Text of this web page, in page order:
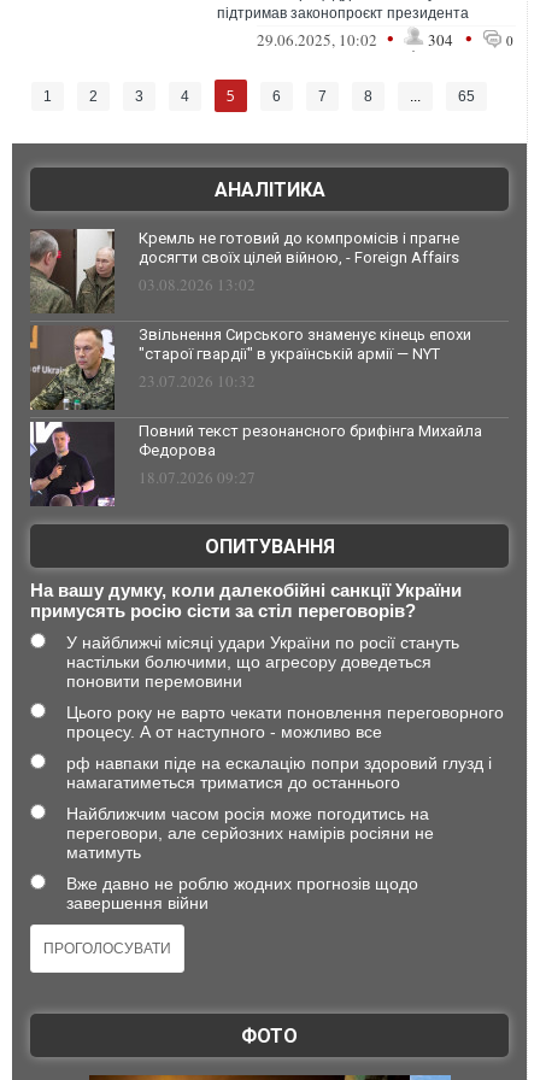
підтримав законопроєкт президента
Дональда Трампа про скорочення податків
29.06.2025, 10:02 • 304 • 0
1 2 3 4 5 6 7 8 ... 65
АНАЛІТИКА
Кремль не готовий до компромісів і прагне
досягти своїх цілей війною, - Foreign Affairs
03.08.2026 13:02
Звільнення Сирського знаменує кінець епохи
"старої гвардії" в українській армії — NYT
23.07.2026 10:32
Повний текст резонансного брифінга Михайла
Федорова
18.07.2026 09:27
ОПИТУВАННЯ
На вашу думку, коли далекобійні санкції України
примусять росію сісти за стіл переговорів?
У найближчі місяці удари України по росії стануть
настільки болючими, що агресору доведеться
поновити перемовини
Цього року не варто чекати поновлення переговорного
процесу. А от наступного - можливо все
рф навпаки піде на ескалацію попри здоровий глузд і
намагатиметься триматися до останнього
Найближчим часом росія може погодитись на
переговори, але серйозних намірів росіяни не
матимуть
Вже давно не роблю жодних прогнозів щодо
завершення війни
ФОТО